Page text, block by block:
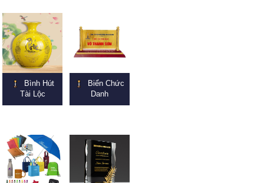
Bình Hút
Tài Lộc
Biển Chức
Danh